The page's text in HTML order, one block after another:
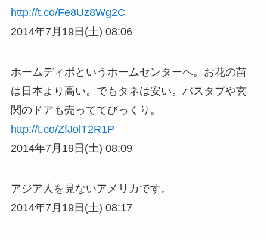
http://t.co/Fe8Uz8Wg2C
2014年7月19日(土) 08:06
ホームディポというホームセンターへ。お花の苗
は日本より高い。でもタネは安い。バスタブや玄
関のドアも売っててびっくり。
http://t.co/ZfJolT2R1P
2014年7月19日(土) 08:09
アジア人を見ないアメリカです。
2014年7月19日(土) 08:17